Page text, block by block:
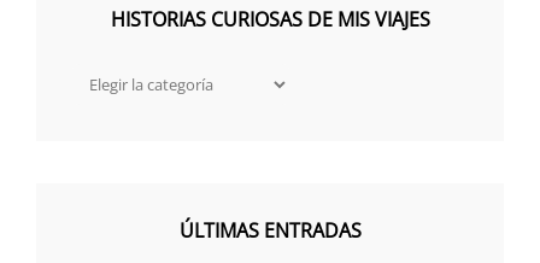
HISTORIAS CURIOSAS DE MIS VIAJES
HISTORIAS
ÚLTIMAS ENTRADAS